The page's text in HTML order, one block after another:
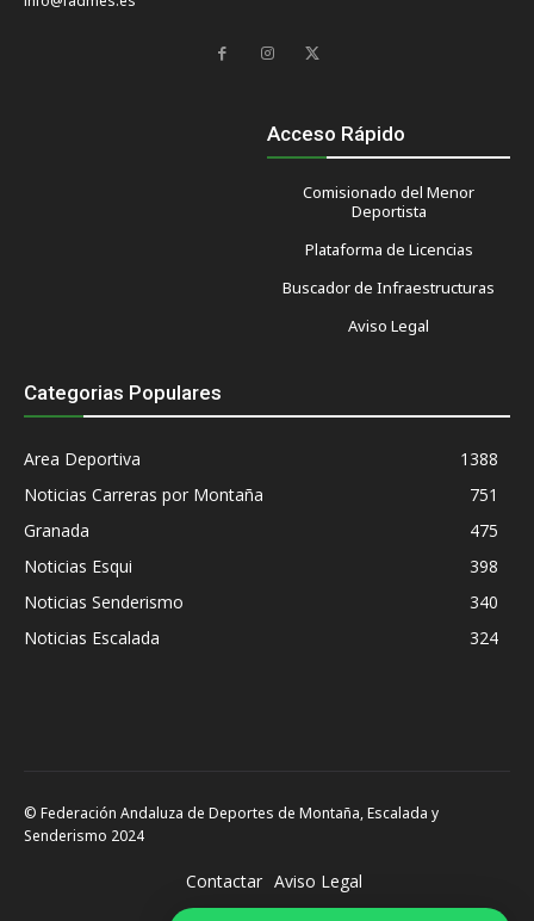
Acceso Rápido
Comisionado del Menor
Deportista
Plataforma de Licencias
Buscador de Infraestructuras
Aviso Legal
Categorias Populares
Area Deportiva
1388
Noticias Carreras por Montaña
751
Granada
475
Noticias Esqui
398
Noticias Senderismo
340
Noticias Escalada
324
© Federación Andaluza de Deportes de Montaña, Escalada y
Senderismo 2024
Contactar Aviso Legal